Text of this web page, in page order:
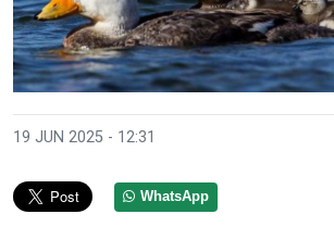
19 JUN 2025 - 12:31
WhatsApp